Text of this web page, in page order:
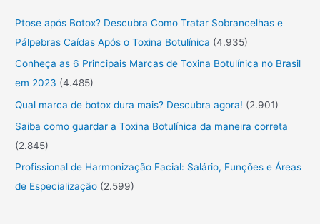
r
:
Ptose após Botox? Descubra Como Tratar Sobrancelhas e
Pálpebras Caídas Após o Toxina Botulínica (4.935)
Conheça as 6 Principais Marcas de Toxina Botulínica no Brasil
em 2023 (4.485)
Qual marca de botox dura mais? Descubra agora! (2.901)
Saiba como guardar a Toxina Botulínica da maneira correta
(2.845)
Profissional de Harmonização Facial: Salário, Funções e Áreas
de Especialização (2.599)